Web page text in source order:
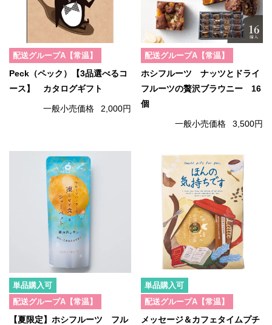
配送グループA【常温】
Peck（ペック）【3品選べるコ
ース】 カタログギフト
一般小売価格 2,000円
配送グループA【常温】
ホシフルーツ ナッツとドライ
フルーツの贅沢ブラウニー 16
個
一般小売価格 3,500円
単品購入可
配送グループA【常温】
【夏限定】ホシフルーツ フル
単品購入可
配送グループA【常温】
メッセージ＆カフェタイムプチ